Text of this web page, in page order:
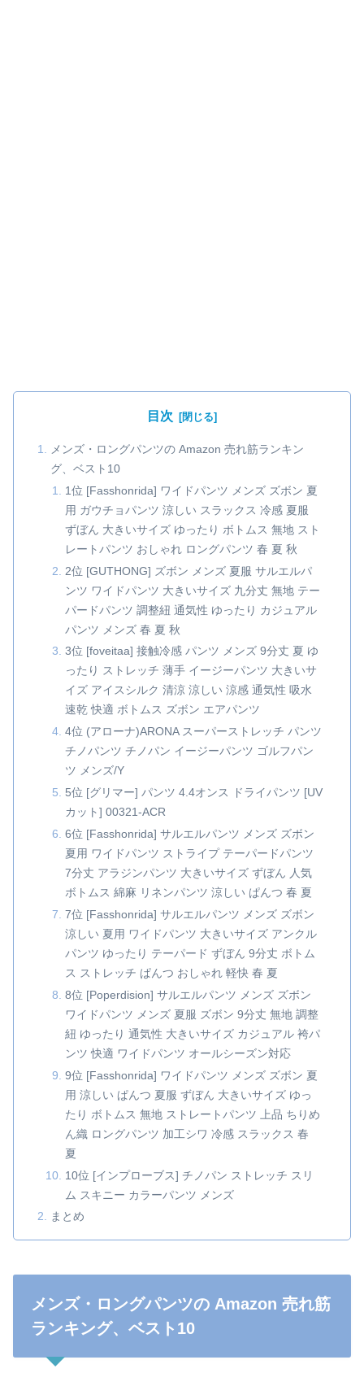
目次
メンズ・ロングパンツの Amazon 売れ筋ランキン
グ、ベスト10
1位 [Fasshonrida] ワイドパンツ メンズ ズボン 夏
用 ガウチョパンツ 涼しい スラックス 冷感 夏服
ずぼん 大きいサイズ ゆったり ボトムス 無地 スト
レートパンツ おしゃれ ロングパンツ 春 夏 秋
2位 [GUTHONG] ズボン メンズ 夏服 サルエルパ
ンツ ワイドパンツ 大きいサイズ 九分丈 無地 テー
パードパンツ 調整紐 通気性 ゆったり カジュアル
パンツ メンズ 春 夏 秋
3位 [foveitaa] 接触冷感 パンツ メンズ 9分丈 夏 ゆ
ったり ストレッチ 薄手 イージーパンツ 大きいサ
イズ アイスシルク 清涼 涼しい 涼感 通気性 吸水
速乾 快適 ボトムス ズボン エアパンツ
4位 (アローナ)ARONA スーパーストレッチ パンツ
チノパンツ チノパン イージーパンツ ゴルフパン
ツ メンズ/Y
5位 [グリマー] パンツ 4.4オンス ドライパンツ [UV
カット] 00321-ACR
6位 [Fasshonrida] サルエルパンツ メンズ ズボン
夏用 ワイドパンツ ストライプ テーパードパンツ
7分丈 アラジンパンツ 大きいサイズ ずぼん 人気
ボトムス 綿麻 リネンパンツ 涼しい ぱんつ 春 夏
7位 [Fasshonrida] サルエルパンツ メンズ ズボン
涼しい 夏用 ワイドパンツ 大きいサイズ アンクル
パンツ ゆったり テーパード ずぼん 9分丈 ボトム
ス ストレッチ ぱんつ おしゃれ 軽快 春 夏
8位 [Poperdision] サルエルパンツ メンズ ズボン
ワイドパンツ メンズ 夏服 ズボン 9分丈 無地 調整
紐 ゆったり 通気性 大きいサイズ カジュアル 袴パ
ンツ 快適 ワイドパンツ オールシーズン対応
9位 [Fasshonrida] ワイドパンツ メンズ ズボン 夏
用 涼しい ぱんつ 夏服 ずぼん 大きいサイズ ゆっ
たり ボトムス 無地 ストレートパンツ 上品 ちりめ
ん織 ロングパンツ 加工シワ 冷感 スラックス 春
夏
10位 [インプローブス] チノパン ストレッチ スリ
ム スキニー カラーパンツ メンズ
まとめ
メンズ・ロングパンツの Amazon 売れ筋
ランキング、ベスト10